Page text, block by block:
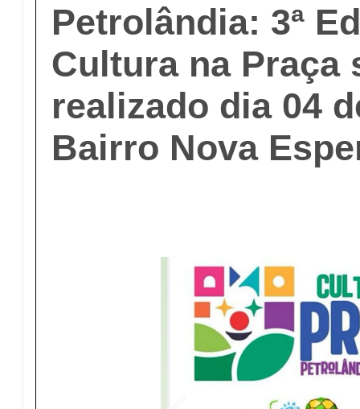
Petrolândia: 3ª
Cultura na Praça
realizado dia 04
Bairro Nova